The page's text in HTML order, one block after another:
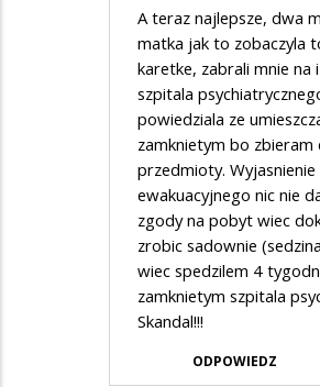
A teraz najlepsze, dwa
matka jak to zobaczyla
karetke, zabrali mnie na
szpitala
powiedziala ze
zamknietym bo zbieram
przedmioty.
ewakuacyjnego nic nie
zgody na pobyt wiec
zrobic sadownie
wiec spedzilem 4
zamknietym szpitala
Skandal!!!
ODPOWIEDZ